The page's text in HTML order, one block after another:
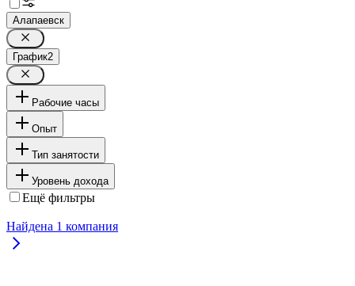
Алапаевск
График2
Рабочие часы
Опыт
Тип занятости
Уровень дохода
Ещё фильтры
Найдена 1 компания